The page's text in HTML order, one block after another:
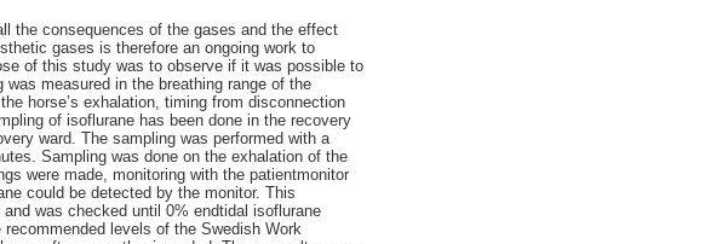
the consequences of the gases and the effect
gases is therefore an ongoing work to
of this study was to observe if it was possible to
measured in the breathing range of the
horse’s exhalation, timing from disconnection
of isoflurane has been done in the recovery
ward. The sampling was performed with a
Sampling was done on the exhalation of the
were made, monitoring with the patientmonitor
could be detected by the monitor. This
was checked until 0% endtidal isoflurane
levels of the Swedish Work